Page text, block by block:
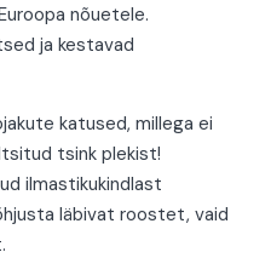
nõuetele.
ja kestavad
katused, millega ei
tsink plekist!
ilmastikukindlast
läbivat roostet, vaid